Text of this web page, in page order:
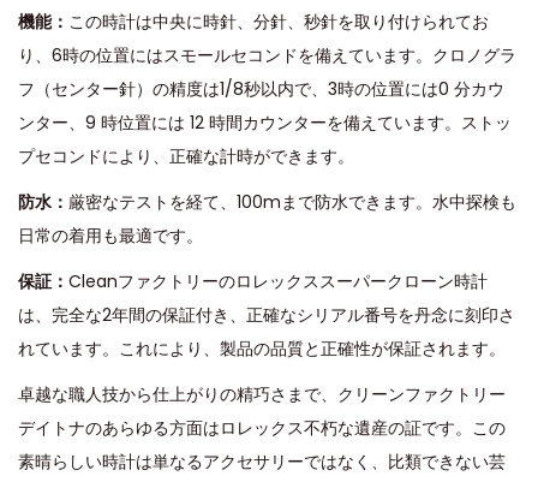
機能： この時計は中央に時針、分針、秒針を取り付けられてお
り、6時の位置にはスモールセコンドを備えています。クロノグラ
フ（センター針）の精度は1/8秒以内で、3時の位置には0 分カウ
ンター、9 時位置には 12 時間カウンターを備えています。ストッ
プセコンドにより、正確な計時ができます。
防水： 厳密なテストを経て、100mまで防水できます。水中探検も
日常の着用も最適です。
保証： Cleanファクトリーのロレックススーパークローン時計
は、完全な2年間の保証付き、正確なシリアル番号を丹念に刻印さ
れています。これにより、製品の品質と正確性が保証されます。
卓越な職人技から仕上がりの精巧さまで、クリーンファクトリー
デイトナのあらゆる方面はロレックス不朽な遺産の証です。この
素晴らしい時計は単なるアクセサリーではなく、比類できない芸